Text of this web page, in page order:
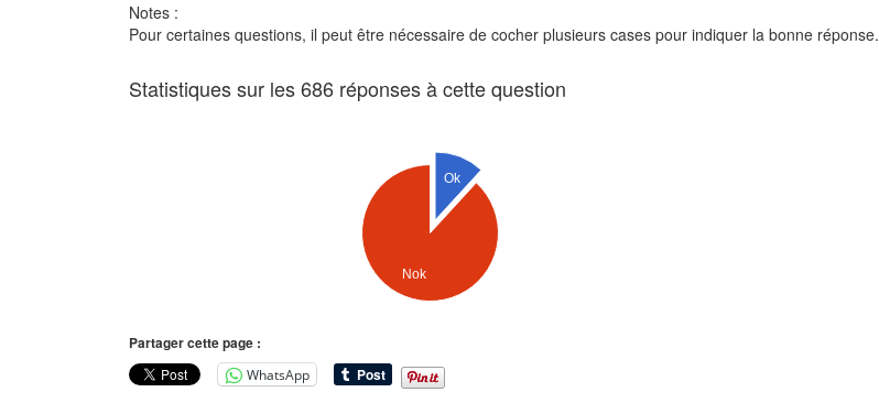
Notes :
Pour certaines questions, il peut être nécessaire de cocher plusieurs cases pour indiquer la bonne réponse.
Statistiques sur les 686 réponses à cette question
Ok
Nok
Partager cette page :
WhatsApp